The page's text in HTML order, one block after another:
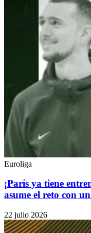
Euroliga
¡París ya tiene
asume el reto con
22 julio 2026